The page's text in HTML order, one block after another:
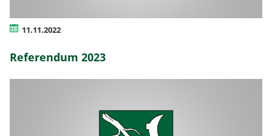
11.11.2022
Referendum 2023